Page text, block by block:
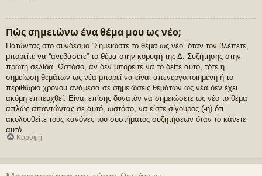
Πώς σημειώνω ένα θέμα μου ως νέο;
Πατώντας στο σύνδεσμο “Σημειώστε το θέμα ως νέο” όταν τον βλέπετε,
μπορείτε να “ανεβάσετε” το θέμα στην κορυφή της Δ. Συζήτησης στην
πρώτη σελίδα. Ωστόσο, αν δεν μπορείτε να το δείτε αυτό, τότε η
σημείωση θεμάτων ως νέα μπορεί να είναι απενεργοποιημένη ή το
περιθώριο χρόνου ανάμεσα σε σημειώσεις θεμάτων ως νέα δεν έχει
ακόμη επιτευχθεί. Είναι επίσης δυνατόν να σημειώσετε ως νέο το θέμα
απλώς απαντώντας σε αυτό, ωστόσο, να είστε σίγουρος (-η) ότι
ακολουθείτε τους κανόνες του συστήματος συζητήσεων όταν το κάνετε
αυτό.
Κορυφή